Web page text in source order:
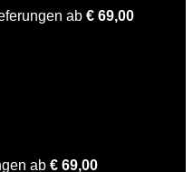
ab € 69,00
ab € 69,00